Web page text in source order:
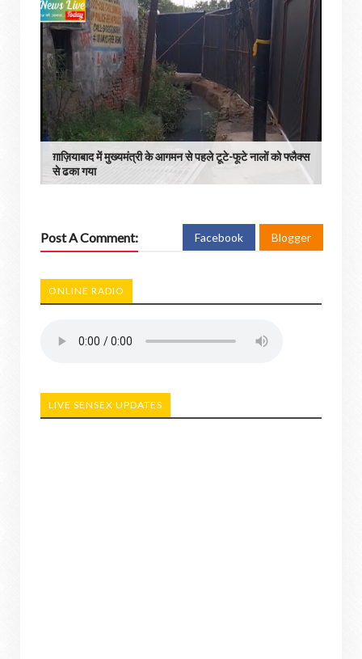
ग़ाज़ियाबाद में मुख्यमंत्री के आगमन से पहले टूटे-फूटे नालों को फ्लैक्स
से ढका गया
Post A Comment: Facebook Blogger
ONLINE RADIO
LIVE SENSEX UPDATES